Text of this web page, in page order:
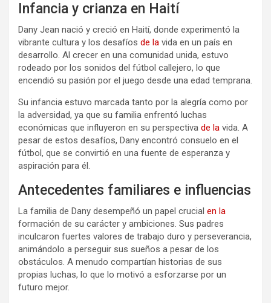
Infancia y crianza en Haití
Dany Jean nació y creció en Haití, donde experimentó la
vibrante cultura y los desafíos de la vida en un país en
desarrollo. Al crecer en una comunidad unida, estuvo
rodeado por los sonidos del fútbol callejero, lo que
encendió su pasión por el juego desde una edad temprana.
Su infancia estuvo marcada tanto por la alegría como por
la adversidad, ya que su familia enfrentó luchas
económicas que influyeron en su perspectiva de la vida. A
pesar de estos desafíos, Dany encontró consuelo en el
fútbol, que se convirtió en una fuente de esperanza y
aspiración para él.
Antecedentes familiares e influencias
La familia de Dany desempeñó un papel crucial en la
formación de su carácter y ambiciones. Sus padres
inculcaron fuertes valores de trabajo duro y perseverancia,
animándolo a perseguir sus sueños a pesar de los
obstáculos. A menudo compartían historias de sus
propias luchas, lo que lo motivó a esforzarse por un
futuro mejor.